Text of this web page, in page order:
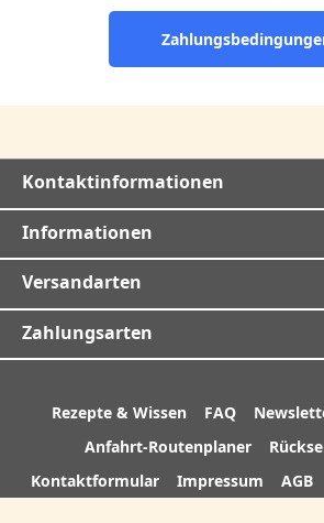
Kontaktinformationen
Informationen
Versandarten
Zahlungsarten
Rezepte & Wissen FAQ
Anfahrt-Routenplaner
Kontaktformular
Impressum AGB